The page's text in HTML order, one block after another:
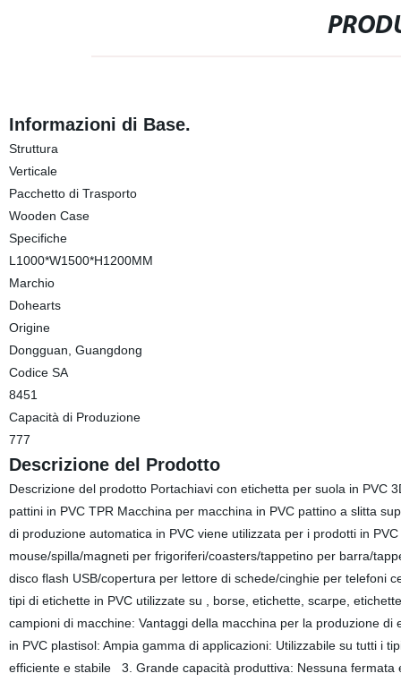
Informazioni di Base.
Struttura
Verticale
Pacchetto di Trasporto
Wooden Case
Specifiche
L1000*W1500*H1200MM
Marchio
Dohearts
Origine
Dongguan, Guangdong
Codice SA
8451
Capacità di Produzione
777
Descrizione del Prodotto
Descrizione del prodotto Portachiavi con etichetta per suola in PVC
pattini in PVC TPR Macchina per macchina in PVC pattino a slitta
di produzione automatica in PVC viene utilizzata per i prodotti in
mouse/spilla/magneti per frigoriferi/coasters/tappetino per barra/
disco flash USB/copertura per lettore di schede/cinghie per telefoni
tipi di etichette in PVC utilizzate su , borse, etichette, scarpe,
campioni di macchine: Vantaggi della macchina per la produzione
in PVC plastisol: Ampia gamma di applicazioni: Utilizzabile su tutti i
efficiente e stabile 3. Grande capacità produttiva: Nessuna